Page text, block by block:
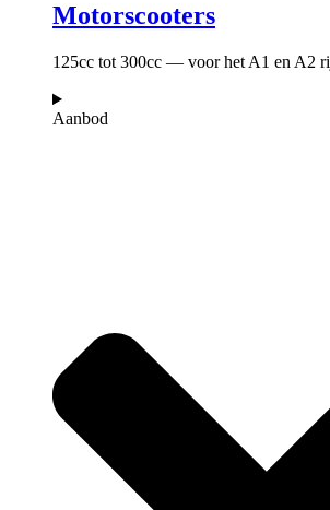
Motorscooters
125cc tot 300cc — voor het A1 en A2
Aanbod